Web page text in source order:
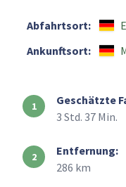
Abfahrtsort:
Ankunftsort:
Geschätzte
3 Std. 37 Min.
Entfernung:
286 km